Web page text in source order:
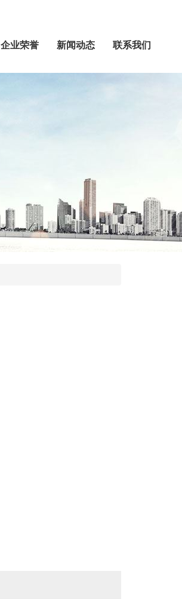
企业荣誉 新闻动态 联系我们